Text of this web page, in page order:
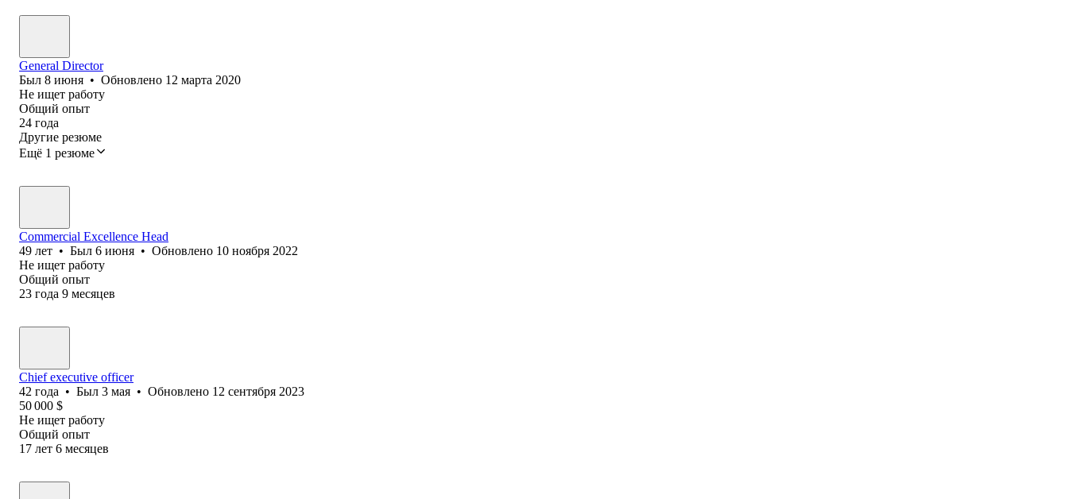
General Director
Был 8 июня • Обновлено 12 марта 2020
Не ищет работу
Общий опыт
24 года
Другие резюме
Ещё 1 резюме
Commercial Excellence Head
49 лет • Был 6 июня • Обновлено 10 ноября 2022
Не ищет работу
Общий опыт
23 года 9 месяцев
Chief executive officer
42 года • Был 3 мая • Обновлено 12 сентября 2023
50 000 $
Не ищет работу
Общий опыт
17 лет 6 месяцев